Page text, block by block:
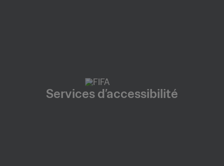
Services d’accessibilité